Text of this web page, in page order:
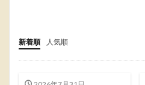
新着順 人気順